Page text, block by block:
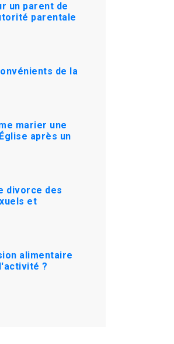
un parent de
parentale
de la
marier une
après un
divorce des
et
alimentaire
?